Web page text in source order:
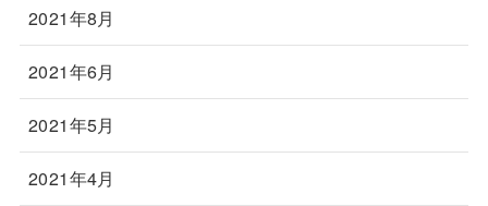
2021年8月
2021年6月
2021年5月
2021年4月